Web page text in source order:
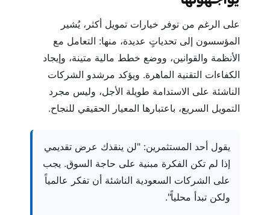
على الرغم من توفر خيارات تمويل أكثر، يُشير
المؤسسون إلى تحدياتٍ عديدة، منها: التعامل مع
الأنظمة والقوانين، ووضع خطط مالية متينة، وإيجاد
الكفاءات التقنية الماهرة. ويؤكد مرشدو الشركات
الناشئة على الاستدامة طويلة الأجل، وليس مجرد
التمويل السريع، باعتبارها المعيار الحقيقي للنجاح.
يقول أحد المستثمرين: "لن ينقذك عرض تقديمي
إذا لم تكن الفكرة مبنية على حاجة السوق. يجب
على الشركات السعودية الناشئة أن تفكر عالمياً
ولكن تبدأ محلياً".